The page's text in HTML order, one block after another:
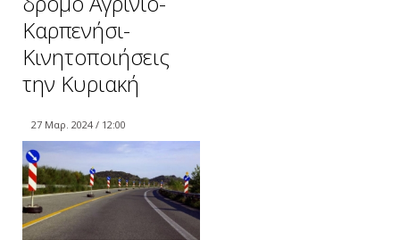
Καρπενήσι-
Κινητοποιήσεις
την Κυριακή
27 Μαρ. 2024 / 12:00